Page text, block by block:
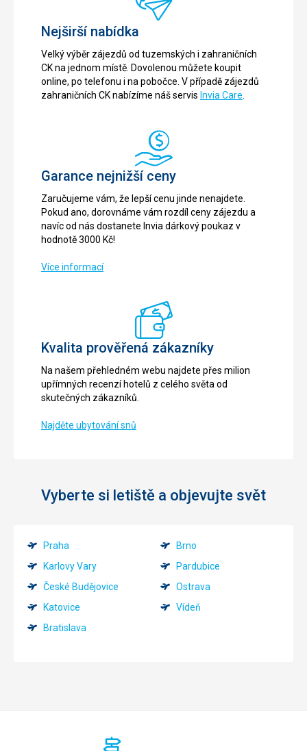
Nejširší nabídka
Velký výběr zájezdů od tuzemských i zahraničních
CK na jednom místě. Dovolenou můžete koupit
online, po telefonu i na pobočce. V případě zájezdů
zahraničních CK nabízíme náš servis Invia Care
Garance nejnižší ceny
Zaručujeme vám, že lepší cenu jinde nenajdete.
Pokud ano, dorovnáme vám rozdíl ceny zájezdu a
navíc od nás dostanete Invia dárkový poukaz v
hodnotě 3000 Kč!
Více informací
Kvalita prověřená zákazníky
Na našem přehledném webu najdete přes milion
upřímných recenzí hotelů z celého světa od
skutečných zákazníků.
Najděte ubytování snů
Vyberte si letiště a objevujte svět
Praha
Brno
Karlovy Vary
Pardubice
České Budějovice
Ostrava
Katovice
Vídeň
Bratislava